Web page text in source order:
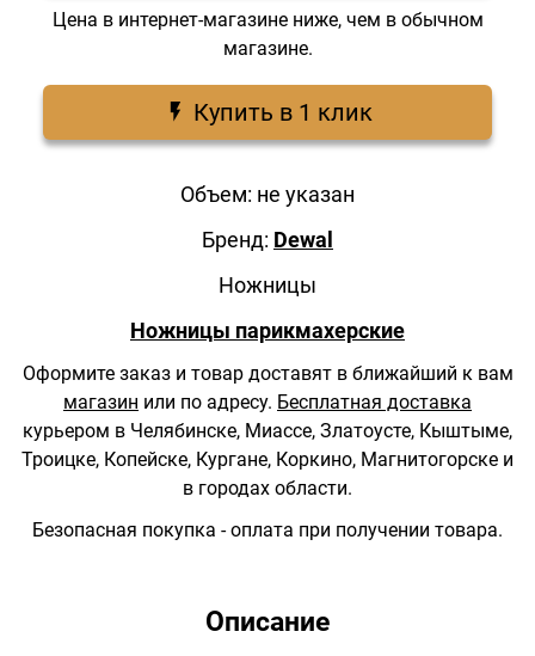
Цена в интернет-магазине ниже, чем в обычном
магазине.
Купить в 1 клик
Объем: не указан
Бренд: Dewal
Ножницы
Ножницы парикмахерские
Оформите заказ и товар доставят в ближайший к вам
магазин или по адресу. Бесплатная доставка
курьером в Челябинске, Миассе, Златоусте, Кыштыме,
Троицке, Копейске, Кургане, Коркино, Магнитогорске и
в городах области.
Безопасная покупка - оплата при получении товара.
Описание